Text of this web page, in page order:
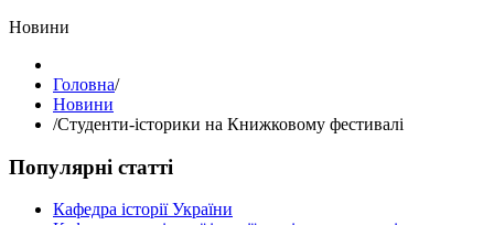
Hовини
Головна/
Hовини
/Студенти-історики на Книжковому фестивалі
Популярні статті
Кафедра історії України